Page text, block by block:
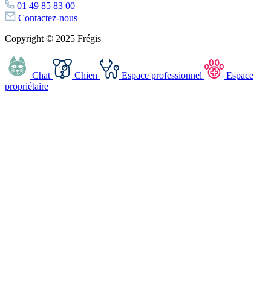
01 49 85 83 00
Contactez-nous
Copyright © 2025 Frégis
Chat Chien Espace professionnel
Espace
propriétaire